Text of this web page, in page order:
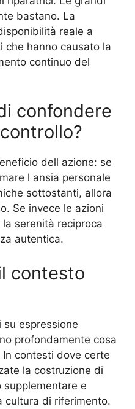
bastano. La
reale a
che hanno causato la
continuo del
confondere
dell azione: se
l ansia personale
sottostanti, allora
Se invece le azioni
serenità reciproca
autentica.
contesto
espressione
profondamente cosa
contesti dove certe
la costruzione di
supplementare e
cultura di riferimento.